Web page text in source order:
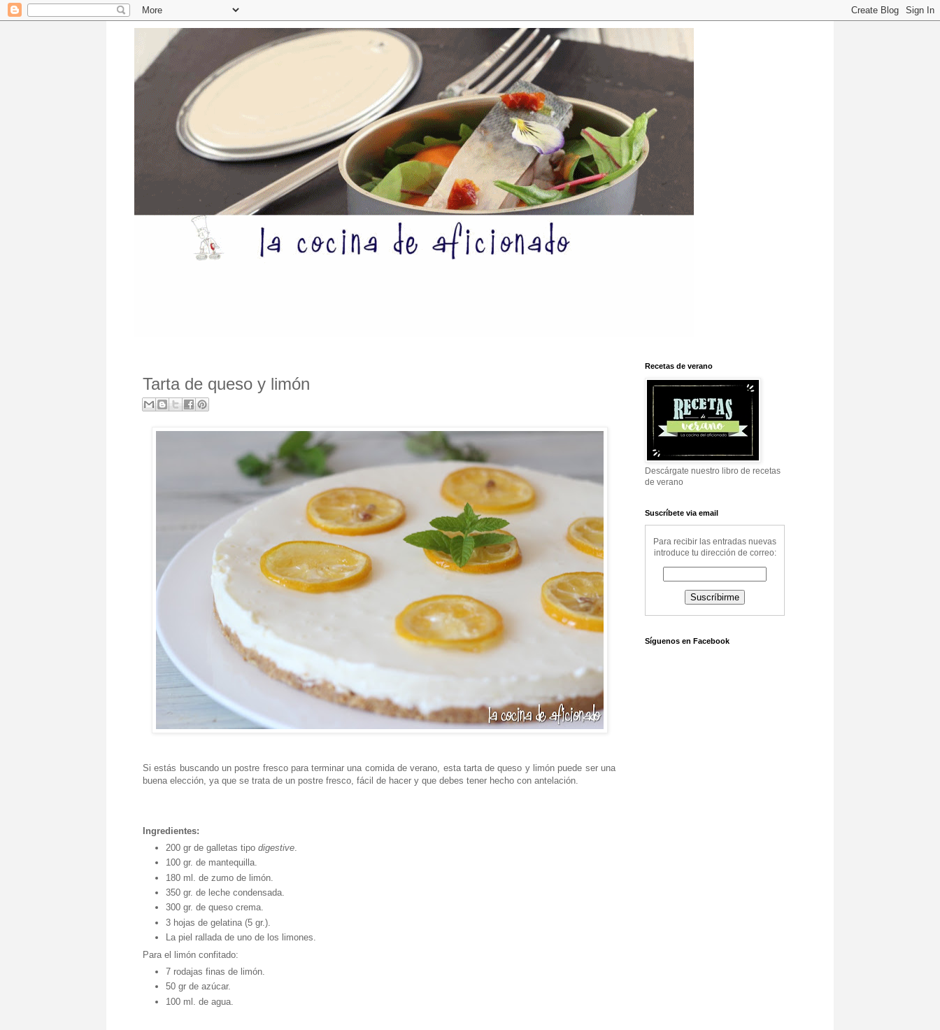
Tarta de queso y limón
Si estás buscando un postre fresco para terminar una comida de verano, esta tarta de queso y limón puede ser una
buena elección, ya que se trata de un postre fresco, fácil de hacer y que debes tener hecho con antelación.
Ingredientes:
200 gr de galletas tipo digestive.
100 gr. de mantequilla.
180 ml. de zumo de limón.
350 gr. de leche condensada.
300 gr. de queso crema.
3 hojas de gelatina (5 gr.).
La piel rallada de uno de los limones.
Para el limón confitado:
7 rodajas finas de limón.
50 gr de azúcar.
100 ml. de agua.
Recetas de verano
Descárgate nuestro libro de recetas
de verano
Suscríbete via email
Para recibir las entradas nuevas
introduce tu dirección de correo:
Síguenos en Facebook